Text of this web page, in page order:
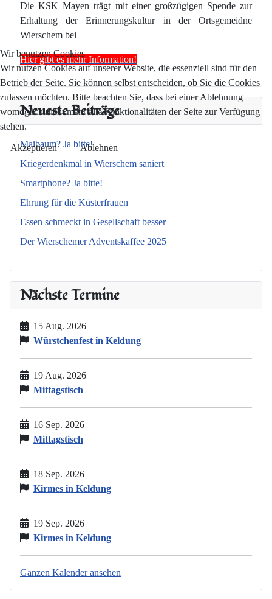
Die KSK Mayen trägt mit einer großzügigen Spende zur
Erhaltung der Erinnerungskultur in der Ortsgemeidne
Wierschem bei
Hier gibt es mehr Information!
Neueste Beiträge
Maibaum? Ja bitte!
Kriegerdenkmal in Wierschem saniert
Smartphone? Ja bitte!
Ehrung für die Küsterfrauen
Essen schmeckt in Gesellschaft besser
Der Wierschemer Adventskaffee 2025
Nächste Termine
15 Aug. 2026
Würstchenfest in Keldung
19 Aug. 2026
Mittagstisch
16 Sep. 2026
Mittagstisch
18 Sep. 2026
Kirmes in Keldung
19 Sep. 2026
Kirmes in Keldung
Ganzen Kalender ansehen
Wir benutzen Cookies
Wir nutzen Cookies auf unserer Website, die essenziell sind für den
Betrieb der Seite. Sie können selbst entscheiden, ob Sie die Cookies
zulassen möchten. Bitte beachten Sie, dass bei einer Ablehnung
womöglich nicht mehr alle Funktionalitäten der Seite zur Verfügung
stehen.
Akzeptieren Ablehnen